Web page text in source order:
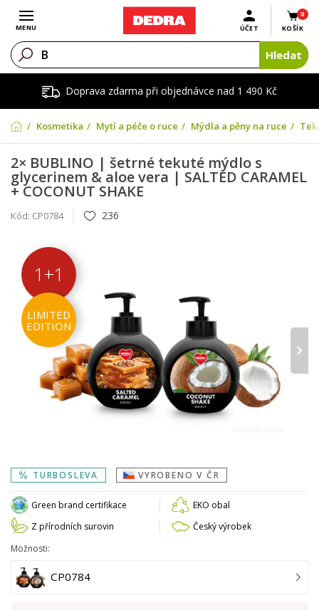
Doprava zdarma při objednávce nad 1 490 Kč
Otevřít menu
MENU
0
KOŠÍK
ÚČET
Hledat
Kosmetika Mytí a péče o ruce Mýdla a pěny na ruce
2× BUBLINO | šetrné tekuté mýdlo s
glycerinem & aloe vera | SALTED CARAMEL
+ COCONUT SHAKE
Kód: CP0784 236
1+1
LIMITED
EDITION
›
TURBOSLEVA VYROBENO V ČR
Green brand certifikace
EKO obal
Z přírodních surovin
Český výrobek
Možnosti:
CP0784